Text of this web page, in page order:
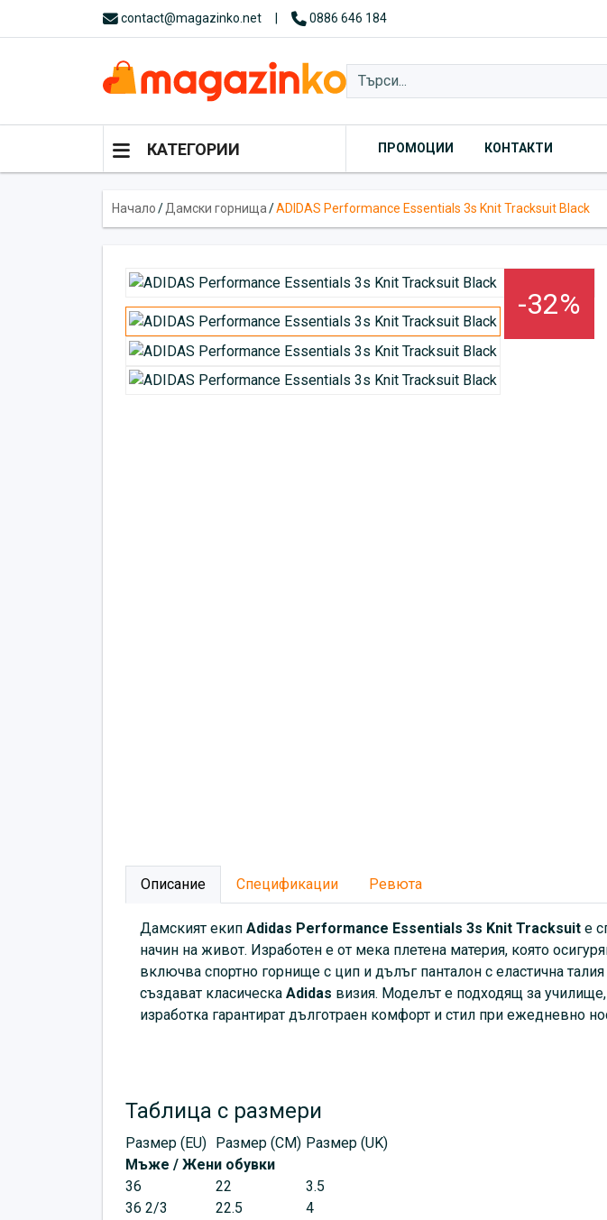
contact@magazinko.net 0886 646 184
КАТЕГОРИИ ПРОМОЦИИ КОНТАКТИ
Начало/Дамски горнища/ADIDAS Performance Essentials 3s Knit Tracksuit Black
-32%
Описание Спецификации Ревюта
Дамският екип Adidas Performance Essentials 3s Knit Tracksuit е
начин на живот. Изработен е от мека плетена материя, която
включва спортно горнище с цип и дълъг панталон с еластична
създават класическа Adidas визия. Моделът е подходящ за
изработка гарантират дълготраен комфорт и стил при ежедневно
Таблица с размери
Размер (EU) Размер (CM) Размер (UK)
Мъже / Жени обувки
36
22
3.5
36 2/3
22.5
4